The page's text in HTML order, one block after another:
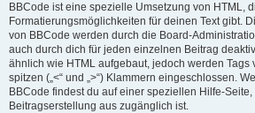
BBCode ist eine spezielle Umsetzung von HTML,
Formatierungsmöglichkeiten für deinen Text gibt.
von BBCode werden durch die Board-
auch durch dich für jeden einzelnen Beitrag
ähnlich wie HTML aufgebaut, jedoch werden Tags
spitzen („<“ und „>“) Klammern eingeschlossen.
BBCode findest du auf einer speziellen Hilfe-
Beitragserstellung aus zugänglich ist.